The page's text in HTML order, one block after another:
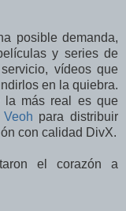
posible demanda,
y series de
vídeos que
en la quiebra.
la más real es que
Veoh para distribuir
con calidad DivX.
el corazón a